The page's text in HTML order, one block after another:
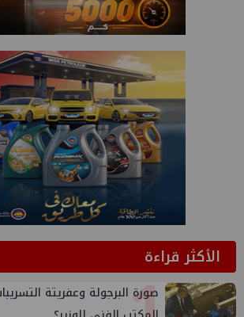
الأكثر قراءة
صورة البرجولة وعفريتة